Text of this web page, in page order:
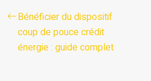
Bénéficier du dispositif
coup de pouce crédit
énergie : guide complet